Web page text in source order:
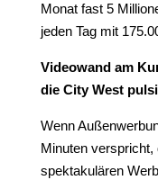
Monat fast 5
jeden Tag mit
Videowand am
die City West
Wenn
Minuten
spektakulären